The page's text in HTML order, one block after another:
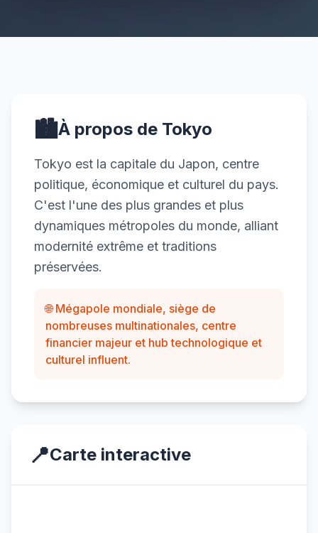
🏙️À propos de Tokyo
Tokyo est la capitale du Japon, centre
politique, économique et culturel du pays.
C'est l'une des plus grandes et plus
dynamiques métropoles du monde, alliant
modernité extrême et traditions
préservées.
🌐 Mégapole mondiale, siège de
nombreuses multinationales, centre
financier majeur et hub technologique et
culturel influent.
📍Carte interactive